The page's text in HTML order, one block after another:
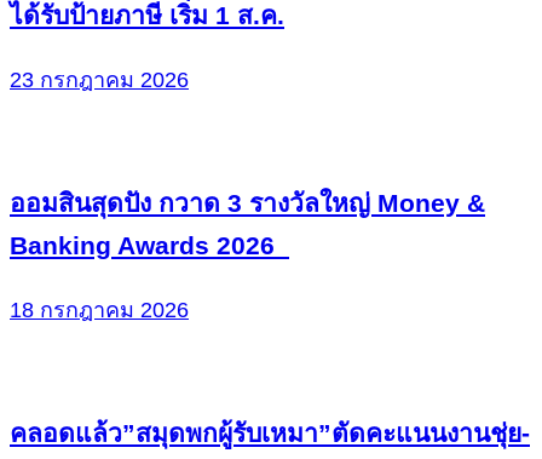
ได้รับป้ายภาษี เริ่ม 1 ส.ค.
23 กรกฎาคม 2026
ออมสินสุดปัง กวาด 3 รางวัลใหญ่ Money &
Banking Awards 2026
18 กรกฎาคม 2026
คลอดแล้ว”สมุดพกผู้รับเหมา”ตัดคะแนนงานชุ่ย-